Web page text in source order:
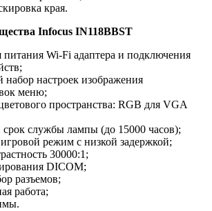
края.
Infocus IN118BBST
питания Wi-Fi адаптера и подключения
настроек изображения
меню;
пространства: RGB для VGA
службы лампы (до 15000 часов);
режим с низкой задержкой;
30000:1;
DICOM;
разъемов;
работа;